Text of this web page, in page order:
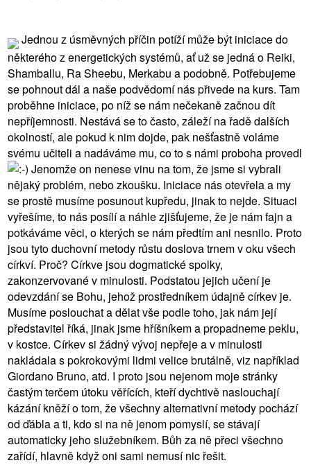
Jednou z úsměvných příčin potíží může být iniciace do
některého z energetických systémů, ať už se jedná o Reiki,
Shamballu, Ra Sheebu, Merkabu a podobně. Potřebujeme
se pohnout dál a naše podvědomí nás přivede na kurs. Tam
proběhne iniciace, po níž se nám nečekaně začnou dít
nepříjemnosti. Nestává se to často, záleží na řadě dalších
okolností, ale pokud k nim dojde, pak nešťastně voláme
svému učiteli a nadáváme mu, co to s námi proboha provedl
Jenomže on nenese vinu na tom, že jsme si vybrali
nějaký problém, nebo zkoušku. Iniciace nás otevřela a my
se prostě musíme posunout kupředu, jinak to nejde. Situaci
vyřešíme, to nás posílí a náhle zjišťujeme, že je nám fajn a
potkáváme věci, o kterých se nám předtím ani nesnilo. Proto
jsou tyto duchovní metody růstu doslova trnem v oku všech
církví. Proč? Církve jsou dogmatické spolky,
zakonzervované v minulosti. Podstatou jejich učení je
odevzdání se Bohu, jehož prostředníkem údajně církev je.
Musíme poslouchat a dělat vše podle toho, jak nám její
představitel říká, jinak jsme hříšníkem a propadneme peklu,
v kostce. Církev si žádný vývoj nepřeje a v minulosti
nakládala s pokrokovými lidmi velice brutálně, viz například
Giordano Bruno, atd. I proto jsou nejenom moje stránky
častým terčem útoku věřících, kteří dychtivě naslouchají
kázání kněží o tom, že všechny alternativní metody pochází
od ďábla a ti, kdo si na ně jenom pomyslí, se stávají
automaticky jeho služebníkem. Bůh za ně přeci všechno
zařídí, hlavně když oni sami nemusí nic řešit.